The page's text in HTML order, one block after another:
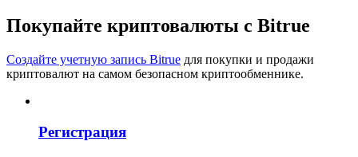
Информация
Анализ больших данных, включая торговую информацию
и т. д.
Покупайте криптовалюты с Bitrue
Создайте учетную запись Bitrue для покупки и продажи
криптовалют на самом безопасном криптообменнике.
Регистрация